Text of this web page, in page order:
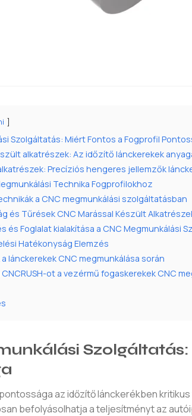
Szolgáltatás: Miért Fontos a Fogprofil
alkatrészek: Az időzítő lánckerekek
Precíziós hengeres jellemzők
Technika Fogprofilokhoz
a CNC megmunkálási szolgáltatásban
és Tűrések CNC Marással Készült
és Foglalat kialakítása a CNC Megmunkálási
Hatékonyság Elemzés
lánckerekek CNC megmunkálása során
ot a vezérmű fogaskerekek CNC
az időzítő lánckerékben
befolyásolhatja a teljesítményt az